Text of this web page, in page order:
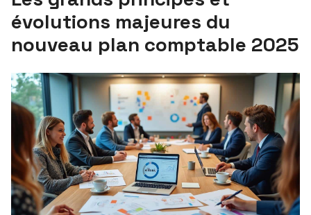
évolutions majeures du
nouveau plan comptable 2025